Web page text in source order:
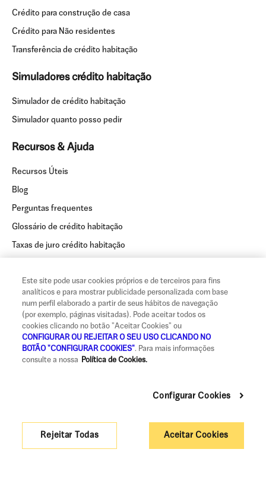
Crédito para construção de casa
Crédito para Não residentes
Transferência de crédito habitação
Simuladores crédito habitação
Simulador de crédito habitação
Simulador quanto posso pedir
Recursos & Ajuda
Recursos Úteis
Blog
Perguntas frequentes
Glossário de crédito habitação
Taxas de juro crédito habitação
Sobre a UCI
Opiniões UCI
Onde estamos
Vantagens UCI
Área de clientes
Área de investidores
Chave móvel digital
UCI Green
Preçário
Este site pode usar cookies próprios e de terceiros para fins
analíticos e para mostrar publicidade personalizada com base
num perfil elaborado a partir de seus hábitos de navegação
(por exemplo, páginas visitadas). Pode aceitar todos os
cookies clicando no botão "Aceitar Cookies" ou
CONFIGURAR OU REJEITAR O SEU USO CLICANDO NO
BOTÃO "CONFIGURAR COOKIES". Para mais informações
consulte a nossa
Política de Cookies.
Aceitar Cookies
Rejeitar Todas
Configurar Cookies